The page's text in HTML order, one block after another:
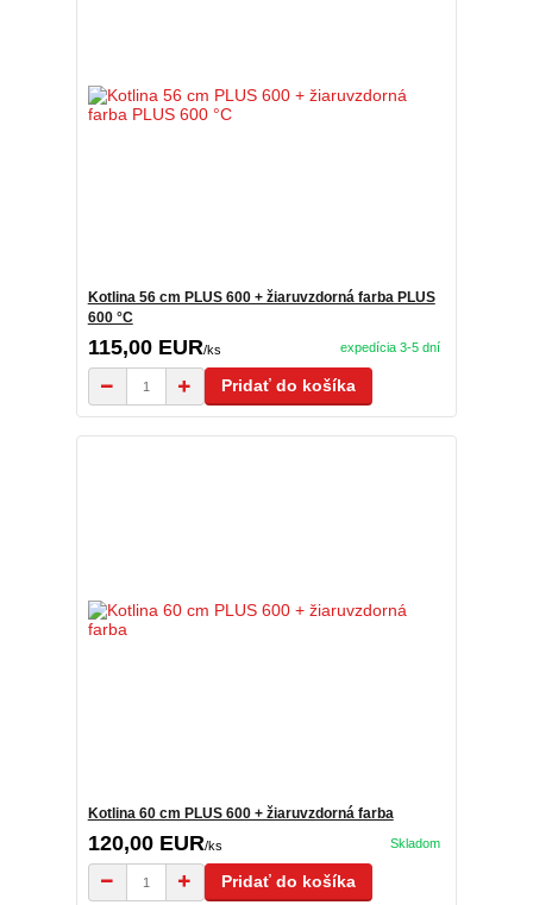
Kotlina 56 cm PLUS 600 + žiaruvzdorná farba PLUS
600 °C
115,00 EUR/ks expedícia 3-5 dní
Pridať do košíka
Kotlina 60 cm PLUS 600 + žiaruvzdorná farba
120,00 EUR/ks Skladom
Pridať do košíka